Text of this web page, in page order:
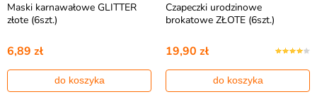
Maski karnawałowe GLITTER
złote (6szt.)
6,89 zł
do koszyka
Czapeczki urodzinowe
brokatowe ZŁOTE (6szt.)
19,90 zł
do koszyka